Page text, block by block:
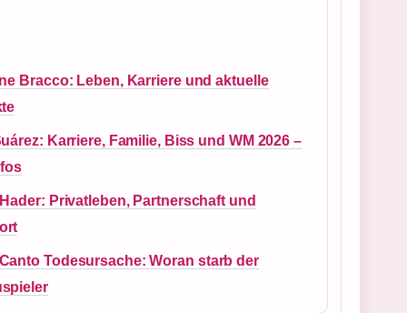
Bracco: Leben, Karriere und aktuelle
Karriere, Familie, Biss und WM 2026 –
Privatleben, Partnerschaft und
Todesursache: Woran starb der